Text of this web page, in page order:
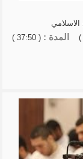
المدة : ( 37:50 )